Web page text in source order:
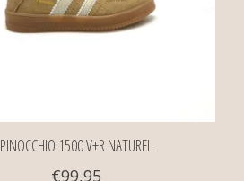
PINOCCHIO 1500 V+R NATUREL
€99,95